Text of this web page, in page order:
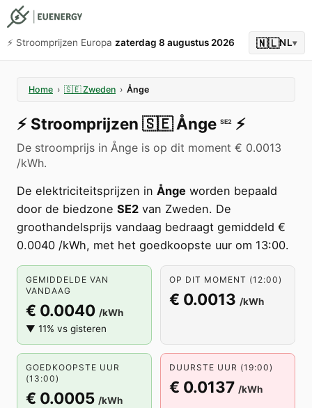
⚡️ Stroomprijzen Europa zaterdag 8 augustus 2026 🇳🇱NL▾
Home › 🇸🇪 Zweden › Ånge
⚡️ Stroomprijzen 🇸🇪 Ånge SE2 ⚡️
De stroomprijs in Ånge is op dit moment € 0.0013
/kWh.
De elektriciteitsprijzen in Ånge worden bepaald
door de biedzone SE2 van Zweden. De
groothandelsprijs vandaag bedraagt gemiddeld €
0.0040 /kWh, met het goedkoopste uur om 13:00.
GEMIDDELDE VAN
VANDAAG
€ 0.0040 /kWh
▼ 11% vs gisteren
OP DIT MOMENT (12:00)
€ 0.0013 /kWh
GOEDKOOPSTE UUR
(13:00)
€ 0.0005 /kWh
DUURSTE UUR (19:00)
€ 0.0137 /kWh